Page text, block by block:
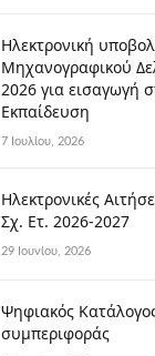
Ηλεκτρονική
Μηχανογραφικού
2026 για εισαγωγή
Εκπαίδευση
7 Ιουλίου, 2026
Ηλεκτρονικές
Σχ. Ετ. 2026-2027
29 Ιουνίου, 2026
Ψηφιακός
συμπεριφοράς